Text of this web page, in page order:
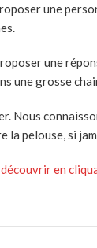
une
une
une grosse
Nous
la pelouse, si
en